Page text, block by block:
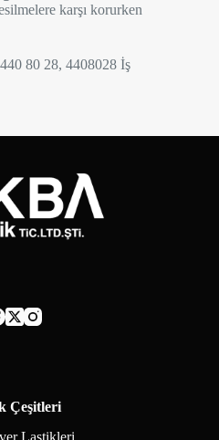
karşı korurken
80 28, 4408028 İş
Çeşitleri